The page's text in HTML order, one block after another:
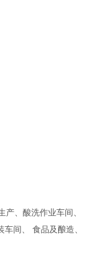
、酸洗作业车间、
间、 食品及酿造、